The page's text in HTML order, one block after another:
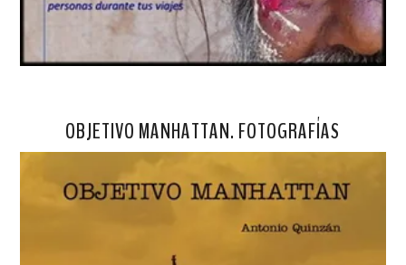
OBJETIVO MANHATTAN. FOTOGRAFÍAS